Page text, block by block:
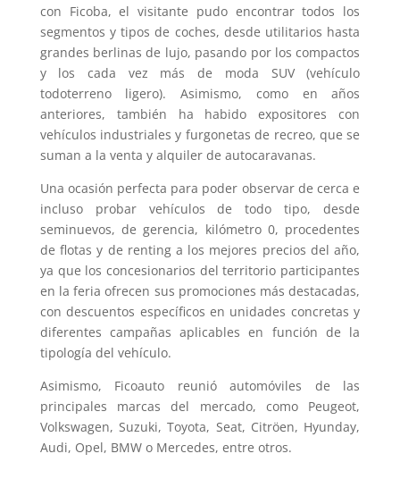
con Ficoba, el visitante pudo encontrar todos los
segmentos y tipos de coches, desde utilitarios hasta
grandes berlinas de lujo, pasando por los compactos
y los cada vez más de moda SUV (vehículo
todoterreno ligero). Asimismo, como en años
anteriores, también ha habido expositores con
vehículos industriales y furgonetas de recreo, que se
suman a la venta y alquiler de autocaravanas.
Una ocasión perfecta para poder observar de cerca e
incluso probar vehículos de todo tipo, desde
seminuevos, de gerencia, kilómetro 0, procedentes
de flotas y de renting a los mejores precios del año,
ya que los concesionarios del territorio participantes
en la feria ofrecen sus promociones más destacadas,
con descuentos específicos en unidades concretas y
diferentes campañas aplicables en función de la
tipología del vehículo.
Asimismo, Ficoauto reunió automóviles de las
principales marcas del mercado, como Peugeot,
Volkswagen, Suzuki, Toyota, Seat, Citröen, Hyunday,
Audi, Opel, BMW o Mercedes, entre otros.